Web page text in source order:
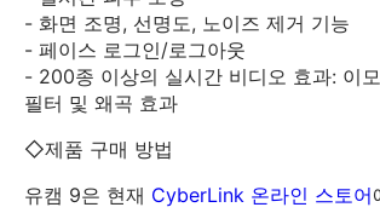
- 화면 조명, 선명도, 노이즈 제거 기능
- 페이스 로그인/로그아웃
- 200종 이상의 실시간 비디오 효과: 이
필터 및 왜곡 효과
◇제품 구매 방법
유캠 9은 현재 CyberLink 온라인 스토어